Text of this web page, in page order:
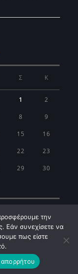
Σ Κ
1 2
8 9
15 16
22 23
29 30
2026
την
Εάν συνεχίσετε να
πως είστε
απορρήτου